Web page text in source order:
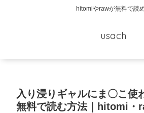
hitomiやrawが無料で読
usach
入り浸りギャルにま〇こ使
無料で読む方法｜hitomi・